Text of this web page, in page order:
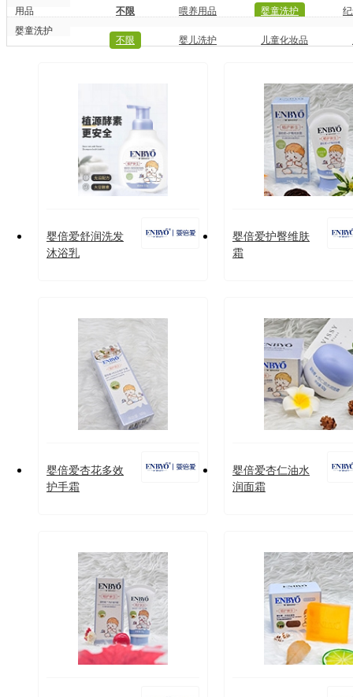
用品 不限 喂养用品 婴童洗护
婴童洗护
不限
婴儿洗护 儿童化妆品
婴倍爱舒润洗发
沐浴乳
婴倍爱护臀维肤
霜
婴倍爱杏花多效
护手霜
婴倍爱杏仁油水
润面霜